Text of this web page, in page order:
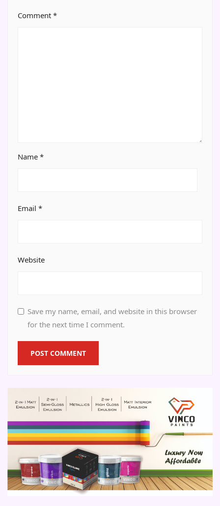
Comment *
Name *
Email *
Website
Save my name, email, and website in this browser
for the next time I comment.